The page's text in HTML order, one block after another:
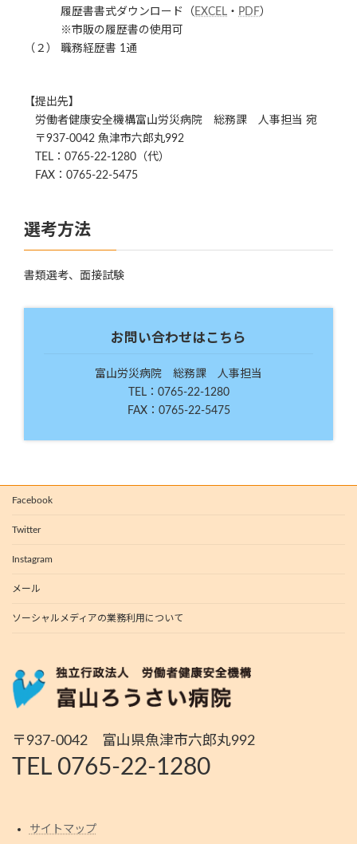
履歴書書式ダウンロード（ EXCEL ・ PDF）
※市販の履歴書の使用可
（２） 職務経歴書 1通
【提出先】
労働者健康安全機構富山労災病院 総務課 人事担当 宛
〒937-0042 魚津市六郎丸992
TEL：0765-22-1280（代）
FAX：0765-22-5475
選考方法
書類選考、面接試験
お問い合わせはこちら
富山労災病院 総務課 人事担当
TEL：0765-22-1280
FAX：0765-22-5475
Facebook
Twitter
Instagram
メール
ソーシャルメディアの業務利用について
〒937-0042 富山県魚津市六郎丸992
TEL 0765-22-1280
サイトマップ